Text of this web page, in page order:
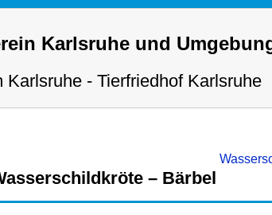
Karlsruhe und
Karlsruhe - Tierfriedhof Karlsruhe
– Bärbel